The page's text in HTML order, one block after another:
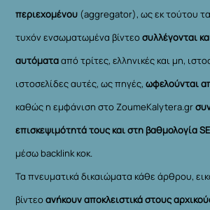
περιεχομένου (aggregator), ως εκ τούτου τα
τυχόν ενσωματωμένα βίντεοσυλλέγονται
αυτόματααπό τρίτες, ελληνικές και μη,
ιστοσελίδες αυτές, ως πηγές,ωφελούνται
καθώς η εμφάνιση στο ZoumeKalytera.gr
επισκεψιμότητά τους και στη βαθμολογία
μέσω backlink κοκ.
Τα πνευματικά δικαιώματα κάθε άρθρου,
βίντεοανήκουν αποκλειστικά στους